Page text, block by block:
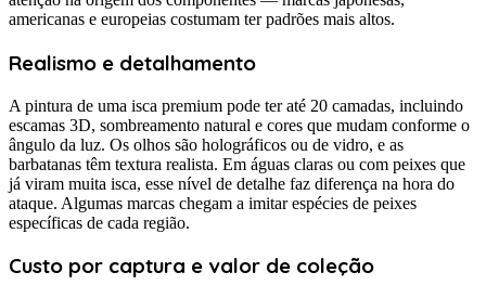
americanas e europeias costumam ter padrões mais altos.
Realismo e detalhamento
A pintura de uma isca premium pode ter até 20 camadas, incluindo
escamas 3D, sombreamento natural e cores que mudam conforme o
ângulo da luz. Os olhos são holográficos ou de vidro, e as
barbatanas têm textura realista. Em águas claras ou com peixes que
já viram muita isca, esse nível de detalhe faz diferença na hora do
ataque. Algumas marcas chegam a imitar espécies de peixes
específicas de cada região.
Custo por captura e valor de coleção